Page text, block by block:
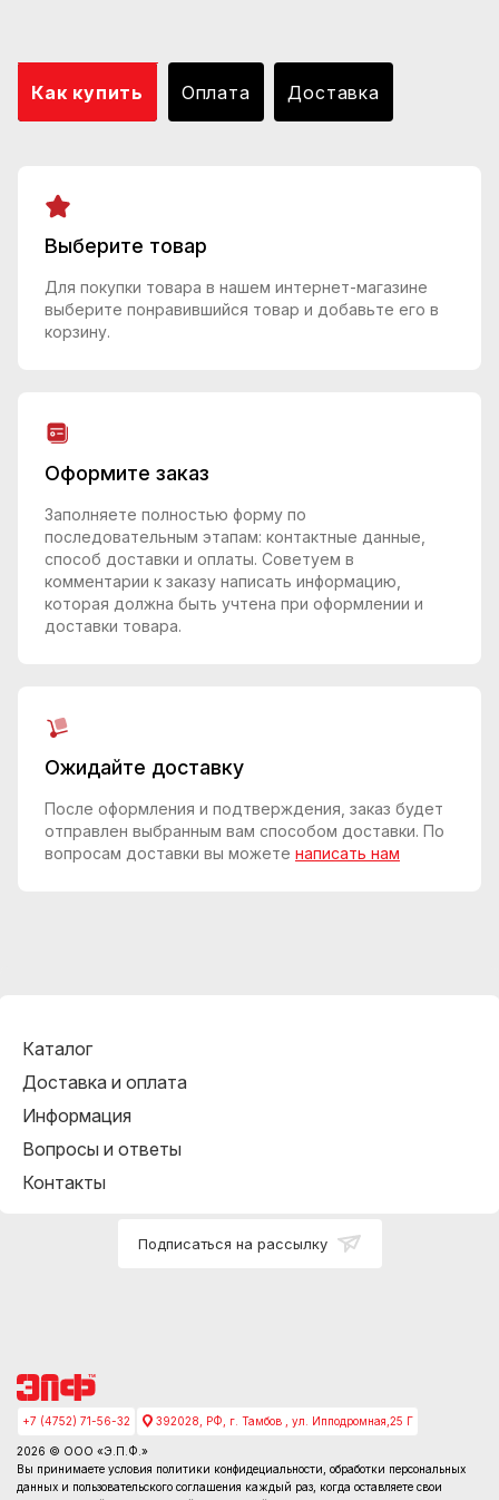
Как купить Оплата Доставка
Выберите товар
Для покупки товара в нашем интернет-магазине
выберите понравившийся товар и добавьте его в
корзину.
Оформите заказ
Заполняете полностью форму по
последовательным этапам: контактные данные,
способ доставки и оплаты. Советуем в
комментарии к заказу написать информацию,
которая должна быть учтена при оформлении и
доставки товара.
Ожидайте доставку
После оформления и подтверждения, заказ будет
отправлен выбранным вам способом доставки. По
вопросам доставки вы можете написать нам
Каталог
Доставка и оплата
Информация
Вопросы и ответы
Контакты
Подписаться на рассылку
+7 (4752) 71-56-32 392028, РФ, г. Тамбов , ул. Ипподромная,25 Г
2026 © ООО «Э.П.Ф.»
Вы принимаете условия политики конфидециальности , обработки персональных
данных и пользовательского соглашения каждый раз, когда оставляете свои